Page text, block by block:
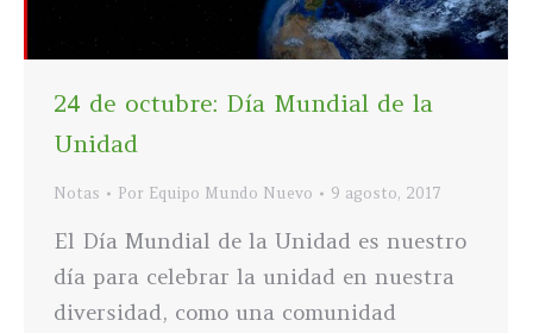
24 de octubre: Día Mundial de la
Unidad
Notas Por Equipo Mundo Nuevo 9 agosto, 2017
El Día Mundial de la Unidad es nuestro
día para celebrar la unidad en nuestra
diversidad, como una comunidad